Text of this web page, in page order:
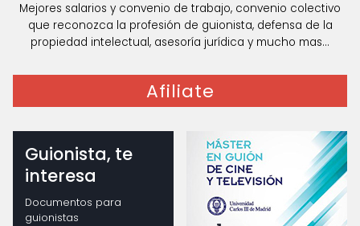
Mejores salarios y convenio de trabajo, convenio colectivo
que reconozca la profesión de guionista, defensa de la
propiedad intelectual, asesoría jurídica y mucho mas...
Afiliate
Guionista, te
interesa
Documentos para
guionistas